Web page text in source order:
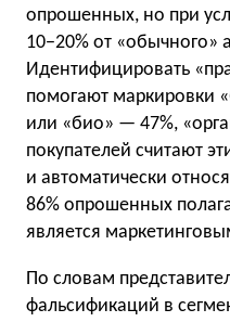
опрошенных, но при
10−20% от «обычного»
Идентифицировать
помогают маркировки
или «био» — 47%,
покупателей считают
и автоматически
86% опрошенных
является
По словам
фальсификаций в